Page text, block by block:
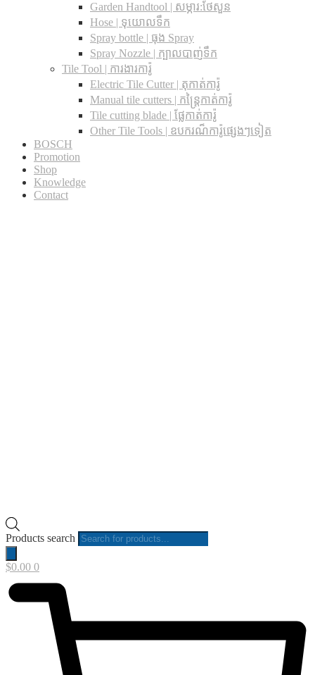
Garden Handtool | សម្ភារ:ថែសួន
Hose | ទុយោលទឹក
Spray bottle | ធុង Spray
Spray Nozzle | ក្បាលបាញ់ទឹក
Tile Tool | ការងារការ៉ូ
Electric Tile Cutter | តុកាត់ការ៉ូ
Manual tile cutters | កន្ត្រៃកាត់ការ៉ូ
Tile cutting blade | ផ្លែកាត់ការ៉ូ
Other Tile Tools | ឧបករណ៏ការ៉ូផ្សេងៗទៀត
BOSCH
Promotion
Shop
Knowledge
Contact
Products search
$0.00 0